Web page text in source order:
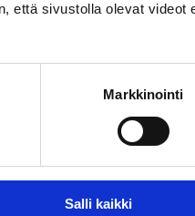
että sivustolla olevat videot
Markkinointi
Salli kaikki
sähköntuotanto-
– ja miksi